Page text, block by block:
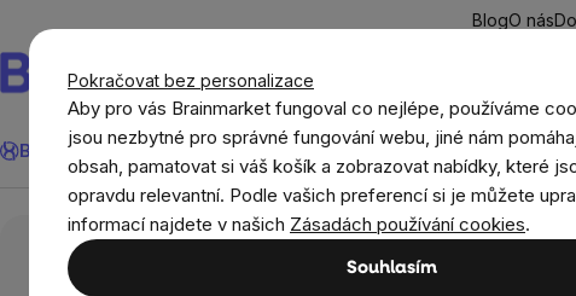
Pokračovat bez personalizace
Aby pro vás Brainmarket fungoval co nejlépe, používáme
jsou nezbytné pro správné fungování webu, jiné nám
obsah, pamatovat si váš košík a zobrazovat nabídky, které
opravdu relevantní. Podle vašich preferencí si je můžete
informací najdete v našich Zásadách používání cookies.
Souhlasím
obsah
BlogO nás
Hledat
BrainMax® Léto Ušetři CíleDoplňky stravy a výživaNovinky
Doplňky stravy a výživa Aminokyseliny Ostatní